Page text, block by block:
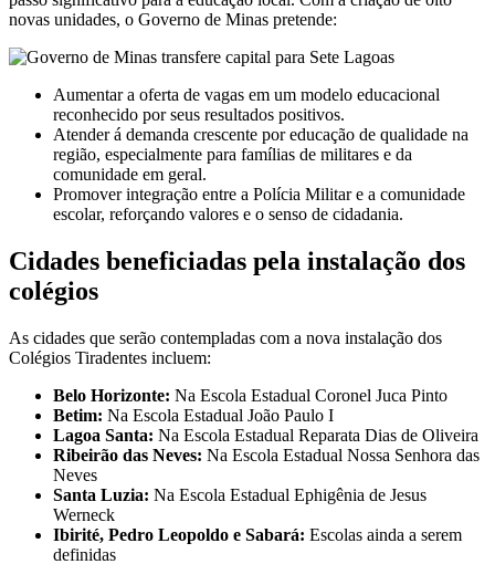
novas unidades, o Governo de Minas pretende:
Aumentar a oferta de vagas em um modelo educacional
reconhecido por seus resultados positivos.
Atender á demanda crescente por educação de qualidade na
região, especialmente para famílias de militares e da
comunidade em geral.
Promover integração entre a Polícia Militar e a comunidade
escolar, reforçando valores e o senso de cidadania.
Cidades beneficiadas pela instalação dos
colégios
As cidades que serão contempladas com a nova instalação dos
Colégios Tiradentes incluem:
Belo Horizonte: Na Escola Estadual Coronel Juca Pinto
Betim: Na Escola Estadual João Paulo I
Lagoa Santa: Na Escola Estadual Reparata Dias de Oliveira
Ribeirão das Neves: Na Escola Estadual Nossa Senhora das
Neves
Santa Luzia: Na Escola Estadual Ephigênia de Jesus
Werneck
Ibirité, Pedro Leopoldo e Sabará: Escolas ainda a serem
definidas